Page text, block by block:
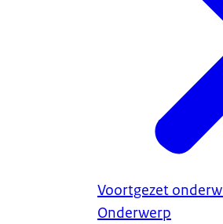
Voortgezet
Onderwerp